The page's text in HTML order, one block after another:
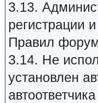
3.13.
регистрации
Правил
3.14. Не
установлен